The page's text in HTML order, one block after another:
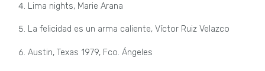
Lima nights, Marie Arana
La felicidad es un arma caliente, Víctor Ruiz Velazco
Austin, Texas 1979, Fco. Ángeles